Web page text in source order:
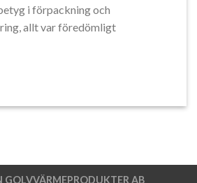
i förpackning och
allt var föredömligt
GOLVVÄRMEPRODUKTER AB